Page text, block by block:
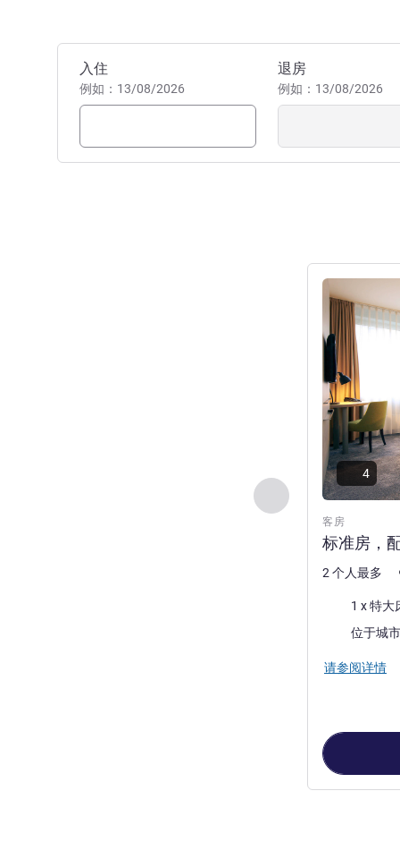
预订此酒店
入住
例如：13/08/2026
退房
例如：13/08/2026
上一个 - 客房
客房
标准房，
请参阅详情
4
2 个人最多
床上用品1 x 特大
位于城
请参阅详情